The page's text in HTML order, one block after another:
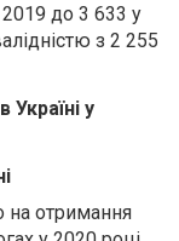
2019 до 3 633 у
з 2 255
Україні у
на отримання